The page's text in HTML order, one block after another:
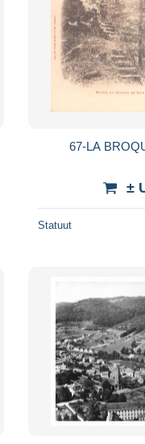
67-LA
±
Statuut